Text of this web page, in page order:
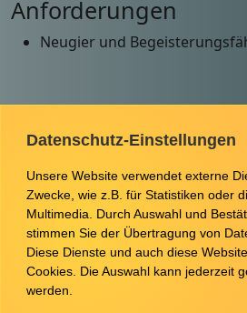
Anforderungen
Neugier und
Datenschutz-Einstellungen
Unsere Website verwendet externe
Zwecke, wie z.B. für Statistiken oder
Multimedia. Durch Auswahl und
stimmen Sie der Übertragung von
Diese Dienste und auch diese
Cookies. Die Auswahl kann jederzeit
werden.